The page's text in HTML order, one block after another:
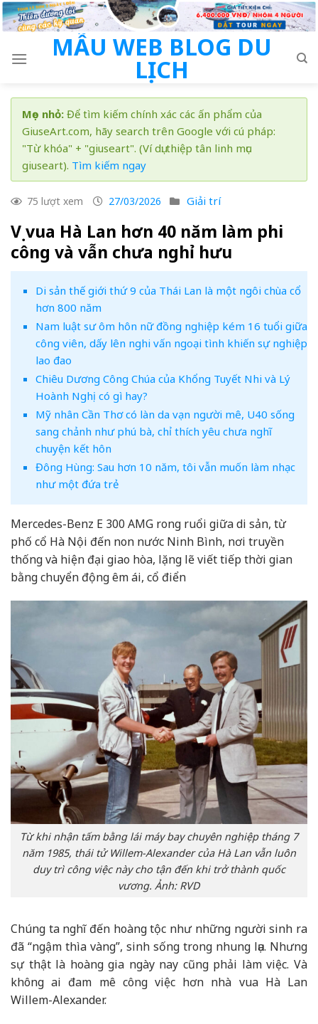
Skip
to
MẪU WEB BLOG DU
LỊCH
Mẹo nhỏ: Để tìm kiếm chính xác các ấn phẩm của
GiuseArt.com, hãy search trên Google với cú pháp:
"Từ khóa" + "giuseart". (Ví dụ: thiệp tân linh mục
giuseart). Tìm kiếm ngay
75 lượt xem 27/03/2026 Giải trí
Vị vua Hà Lan hơn 40 năm làm phi
công và vẫn chưa nghỉ hưu
Di sản thế giới thứ 9 của Thái Lan là một ngôi chùa cổ
hơn 800 năm
Nam luật sư ôm hôn nữ đồng nghiệp kém 16 tuổi giữa
công viên, dấy lên nghi vấn ngoại tình khiến sự nghiệp
lao đao
Chiêu Dương Công Chúa của Khổng Tuyết Nhi và Lý
Hoành Nghị có gì hay?
Mỹ nhân Cần Thơ có làn da vạn người mê, U40 sống
sang chảnh như phú bà, chỉ thích yêu chưa nghĩ
chuyện kết hôn
Đông Hùng: Sau hơn 10 năm, tôi vẫn muốn làm nhạc
như một đứa trẻ
Mercedes-Benz E 300 AMG rong ruổi giữa di sản, từ
phố cổ Hà Nội đến non nước Ninh Bình, nơi truyền
thống và hiện đại giao hòa, lặng lẽ viết tiếp thời gian
bằng chuyển động êm ái, cổ điển
Từ khi nhận tấm bằng lái máy bay chuyên nghiệp tháng 7
năm 1985, thái tử Willem-Alexander của Hà Lan vẫn luôn
duy trì công việc này cho tận đến khi trở thành quốc
vương. Ảnh: RVD
Chúng ta nghĩ đến hoàng tộc như những người sinh ra
đã “ngậm thìa vàng”, sinh sống trong nhung lụa. Nhưng
sự thật là hoàng gia ngày nay cũng phải làm việc. Và
không ai đam mê công việc hơn nhà vua Hà Lan
Willem-Alexander.